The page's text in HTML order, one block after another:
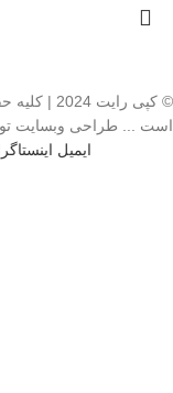
© کپی
است ... طراحی وبسایت توسط زاویه
ایمیل